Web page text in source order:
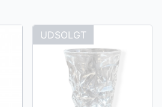
UDSOLGT